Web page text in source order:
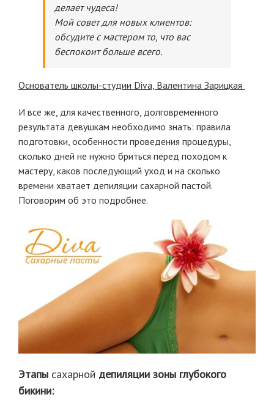
делает чудеса!
Мой совет для новых клиентов:
обсудите с мастером то, что вас
беспокоит больше всего.
Основатель школы-студии Diva, Валентина Зарицкая
И все же, для качественного, долговременного
результата девушкам необходимо знать: правила
подготовки, особенности проведения процедуры,
сколько дней не нужно бриться перед походом к
мастеру, каков последующий уход и на сколько
времени хватает депиляции сахарной пастой.
Поговорим об это подробнее.
Этапы сахарной депиляции зоны глубокого
бикини: